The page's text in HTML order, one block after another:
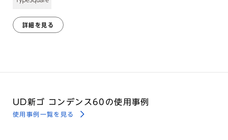
詳細を見る
UD新ゴ コンデンス60の使用事例
使用事例一覧を見る